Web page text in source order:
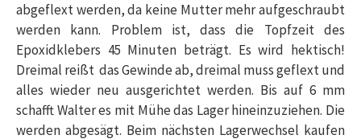
abgeflext werden, da keine Mutter mehr aufgeschraubt
werden kann. Problem ist, dass die Topfzeit des
Epoxidklebers 45 Minuten beträgt. Es wird hektisch!
Dreimal reißt das Gewinde ab, dreimal muss geflext und
alles wieder neu ausgerichtet werden. Bis auf 6 mm
schafft Walter es mit Mühe das Lager hineinzuziehen. Die
werden abgesägt. Beim nächsten Lagerwechsel kaufen